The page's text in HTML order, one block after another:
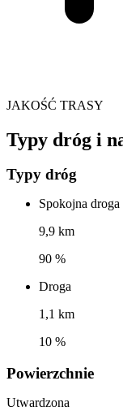
JAKOŚĆ TRASY
Typy dróg i
Typy dróg
Spokojna droga
9,9 km
90 %
Droga
1,1 km
10 %
Powierzchnie
Utwardzona